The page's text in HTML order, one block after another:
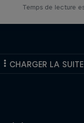
CHARGER LA SUITE